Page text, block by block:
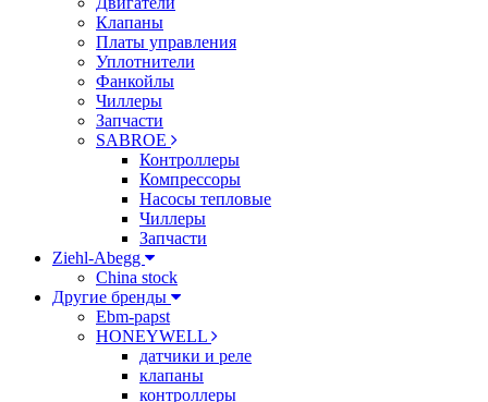
Клапаны
Платы управления
Уплотнители
Фанкойлы
Чиллеры
Запчасти
SABROE
Контроллеры
Компрессоры
Насосы тепловые
Чиллеры
Запчасти
Ziehl-Abegg
China stock
Другие бренды
Ebm-papst
HONEYWELL
датчики и реле
клапаны
контроллеры